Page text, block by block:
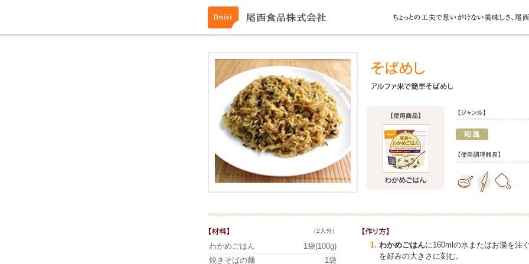
（2人分）
わかめごはん
1袋(100g)
焼きそばの麺
1袋
わかめごはんに160mlの水またはお湯を注ぐ
を好みの大きさに刻む。